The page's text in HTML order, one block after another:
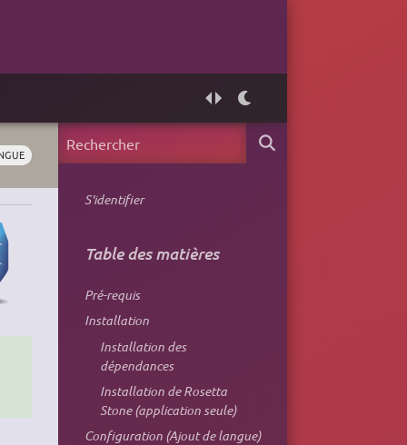
S'identifier
Table des matières
Pré-requis
Installation
Installation des
dépendances
Installation de Rosetta
Stone (application seule)
Configuration (Ajout de langue)